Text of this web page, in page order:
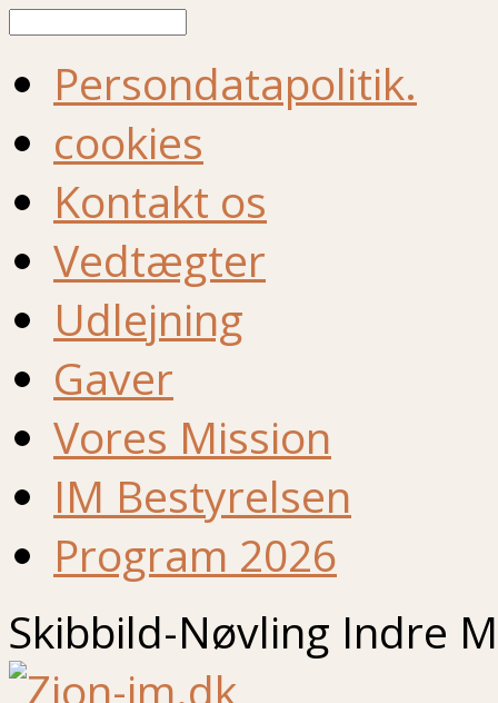
Persondatapolitik.
cookies
Kontakt os
Vedtægter
Udlejning
Gaver
Vores Mission
IM Bestyrelsen
Program 2026
Skibbild-Nøvling Indre